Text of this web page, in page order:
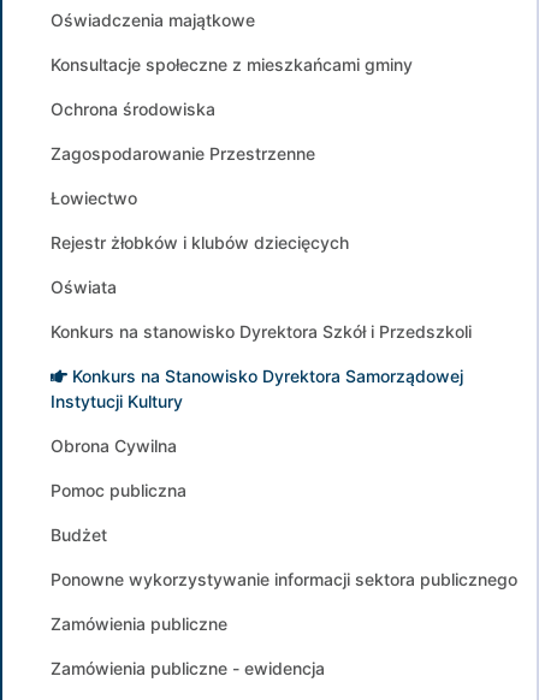
Oświadczenia majątkowe
Konsultacje społeczne z mieszkańcami gminy
Ochrona środowiska
Zagospodarowanie Przestrzenne
Łowiectwo
Rejestr żłobków i klubów dziecięcych
Oświata
Konkurs na stanowisko Dyrektora Szkół i Przedszkoli
Konkurs na Stanowisko Dyrektora Samorządowej
Instytucji Kultury
Obrona Cywilna
Pomoc publiczna
Budżet
Ponowne wykorzystywanie informacji sektora publicznego
Zamówienia publiczne
Zamówienia publiczne - ewidencja